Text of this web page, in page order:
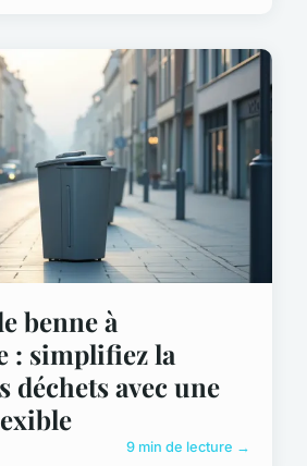
benne à
: simplifiez la
déchets avec une
9 min de lecture →